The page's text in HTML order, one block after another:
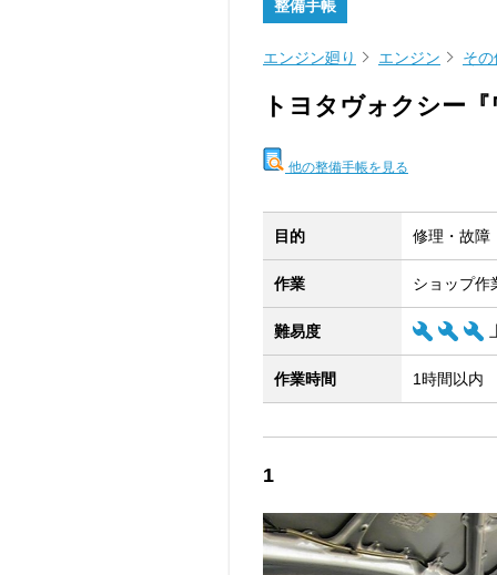
整備手帳
エンジン廻り エンジン その
トヨタヴォクシー
他の整備手帳を見る
目的 修理・故障
作業 ショップ作
難易度
作業時間 1時間以内
1